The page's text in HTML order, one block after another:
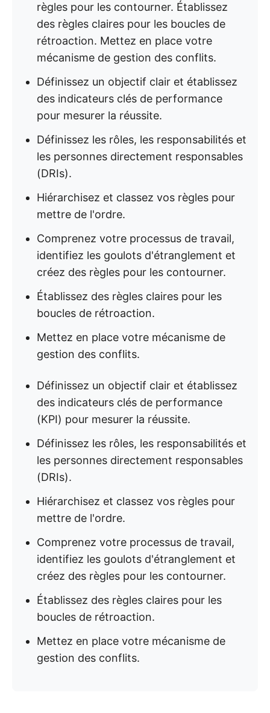
règles pour les contourner. Établissez
des règles claires pour les boucles de
rétroaction. Mettez en place votre
mécanisme de gestion des conflits.
Définissez un objectif clair et établissez
des indicateurs clés de performance
pour mesurer la réussite.
Définissez les rôles, les responsabilités et
les personnes directement responsables
(DRIs).
Hiérarchisez et classez vos règles pour
mettre de l'ordre.
Comprenez votre processus de travail,
identifiez les goulots d'étranglement et
créez des règles pour les contourner.
Établissez des règles claires pour les
boucles de rétroaction.
Mettez en place votre mécanisme de
gestion des conflits.
Définissez un objectif clair et établissez
des indicateurs clés de performance
(KPI) pour mesurer la réussite.
Définissez les rôles, les responsabilités et
les personnes directement responsables
(DRIs).
Hiérarchisez et classez vos règles pour
mettre de l'ordre.
Comprenez votre processus de travail,
identifiez les goulots d'étranglement et
créez des règles pour les contourner.
Établissez des règles claires pour les
boucles de rétroaction.
Mettez en place votre mécanisme de
gestion des conflits.